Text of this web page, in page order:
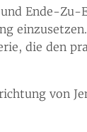
Ende-Zu-
die den
von